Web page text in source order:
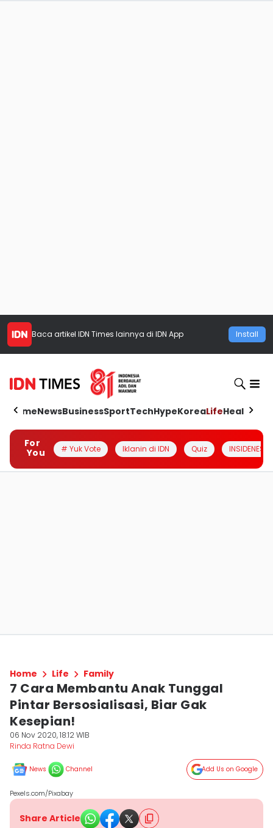
Baca artikel IDN Times lainnya di IDN App Install
HomeNewsBusinessSportTechHypeKoreaLifeHealth
For
You
# Yuk Vote Iklanin di IDN Quiz INSIDENESIA
Home Life Family
7 Cara Membantu Anak Tunggal
Pintar Bersosialisasi, Biar Gak
Kesepian!
06 Nov 2020, 18:12 WIB
Rinda Ratna Dewi
News Channel Add Us on Google
Pexels.com/Pixabay
Share Article